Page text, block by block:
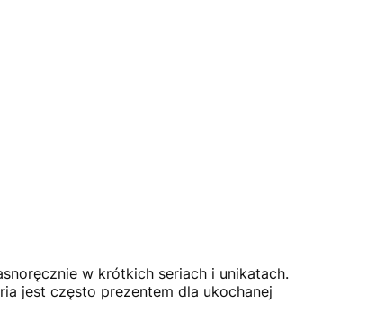
w krótkich seriach i unikatach.
jest często prezentem dla ukochanej